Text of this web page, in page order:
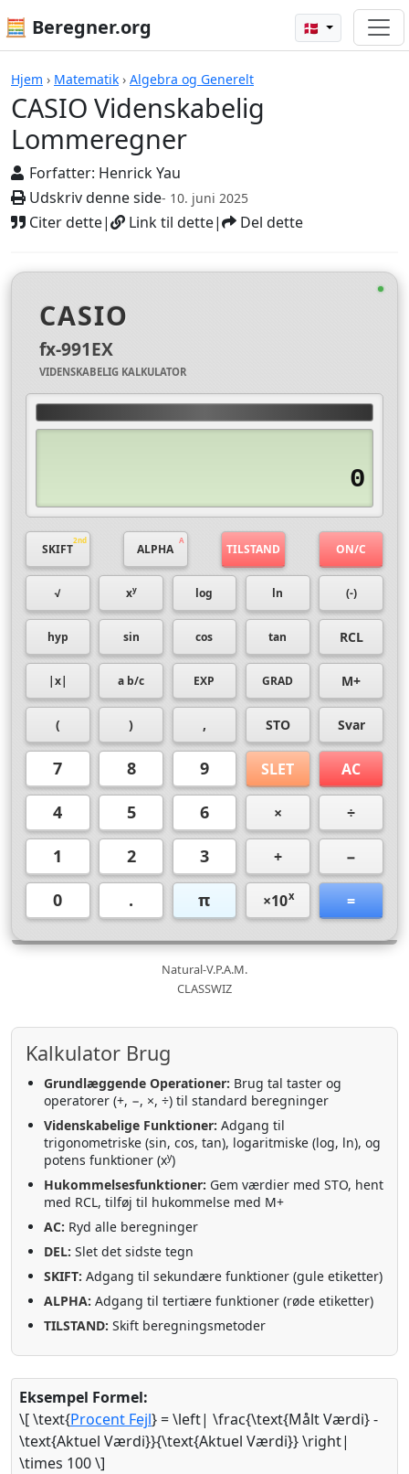
🧮 Beregner.org 🇩🇰
Hjem › Matematik › Algebra og Generelt
CASIO Videnskabelig
Lommeregner
Forfatter: Henrick Yau
Udskriv denne side- 10. juni 2025
Citer dette| Link til dette| Del dette
Beregnere
CASIO
fx-991EX
VIDENSKABELIG KALKULATOR
0
SKIFT ALPHA TILSTAND ON/C
√ xy log ln (-)
hyp sin cos tan RCL
|x| a b/c EXP GRAD M+
( ) , STO Svar
7 8 9 SLET AC
4 5 6 × ÷
1 2 3 + −
0 . π ×10x =
Natural-V.P.A.M.
CLASSWIZ
Kalkulator Brug
Grundlæggende Operationer: Brug tal taster og
operatorer (+, −, ×, ÷) til standard beregninger
Videnskabelige Funktioner: Adgang til
trigonometriske (sin, cos, tan), logaritmiske (log, ln), og
potens funktioner (xy)
Hukommelsesfunktioner: Gem værdier med STO, hent
med RCL, tilføj til hukommelse med M+
AC: Ryd alle beregninger
DEL: Slet det sidste tegn
SKIFT: Adgang til sekundære funktioner (gule etiketter)
ALPHA: Adgang til tertiære funktioner (røde etiketter)
TILSTAND: Skift beregningsmetoder
Eksempel Formel:
\[ \text{Procent Fejl} = \left| \frac{\text{Målt Værdi} -
\text{Aktuel Værdi}}{\text{Aktuel Værdi}} \right|
\times 100 \]